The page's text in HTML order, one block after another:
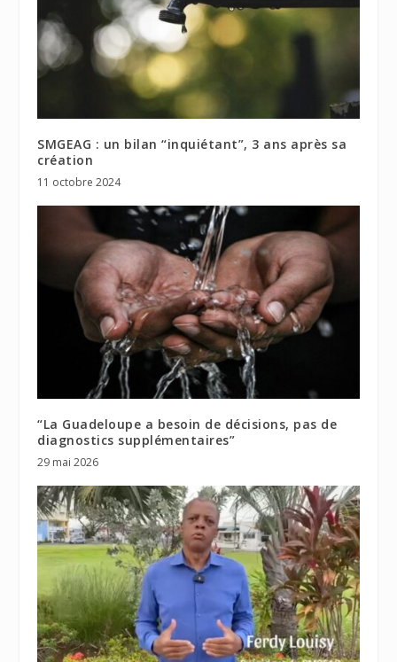
SMGEAG : un bilan “inquiétant”, 3 ans après sa
création
11 octobre 2024
“La Guadeloupe a besoin de décisions, pas de
diagnostics supplémentaires”
29 mai 2026